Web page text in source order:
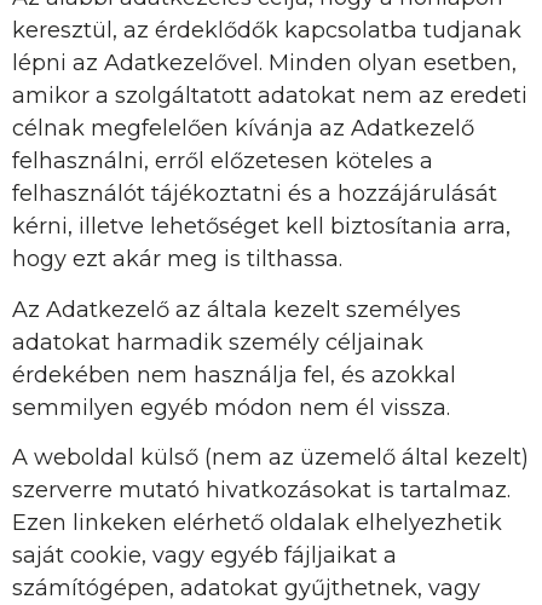
keresztül, az érdeklődők kapcsolatba tudjanak
lépni az Adatkezelővel. Minden olyan esetben,
amikor a szolgáltatott adatokat nem az eredeti
célnak megfelelően kívánja az Adatkezelő
felhasználni, erről előzetesen köteles a
felhasználót tájékoztatni és a hozzájárulását
kérni, illetve lehetőséget kell biztosítania arra,
hogy ezt akár meg is tilthassa.
Az Adatkezelő az általa kezelt személyes
adatokat harmadik személy céljainak
érdekében nem használja fel, és azokkal
semmilyen egyéb módon nem él vissza.
A weboldal külső (nem az üzemelő által kezelt)
szerverre mutató hivatkozásokat is tartalmaz.
Ezen linkeken elérhető oldalak elhelyezhetik
saját cookie, vagy egyéb fájljaikat a
számítógépen, adatokat gyűjthetnek, vagy